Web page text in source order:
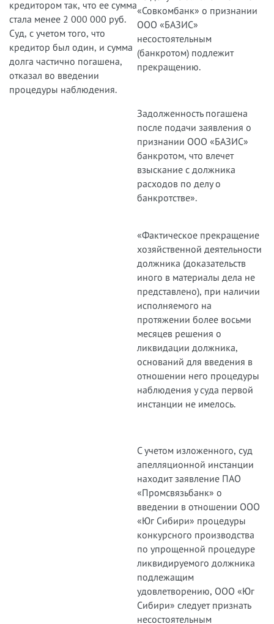
кредитором так, что ее сумма
стала менее 2 000 000 руб.
Суд, с учетом того, что
кредитор был один, и сумма
долга частично погашена,
отказал во введении
процедуры наблюдения.
«Совкомбанк» о признании
ООО «БАЗИС»
несостоятельным
(банкротом) подлежит
прекращению.
Задолженность погашена
после подачи заявления о
признании ООО «БАЗИС»
банкротом, что влечет
взыскание с должника
расходов по делу о
банкротстве».
«Фактическое прекращение
хозяйственной деятельности
должника (доказательств
иного в материалы дела не
представлено), при наличии
исполняемого на
протяжении более восьми
месяцев решения о
ликвидации должника,
оснований для введения в
отношении него процедуры
наблюдения у суда первой
инстанции не имелось.
С учетом изложенного, суд
апелляционной инстанции
находит заявление ПАО
«Промсвязьбанк» о
введении в отношении ООО
«Юг Сибири» процедуры
конкурсного производства
по упрощенной процедуре
ликвидируемого должника
подлежащим
удовлетворению, ООО «Юг
Сибири» следует признать
несостоятельным